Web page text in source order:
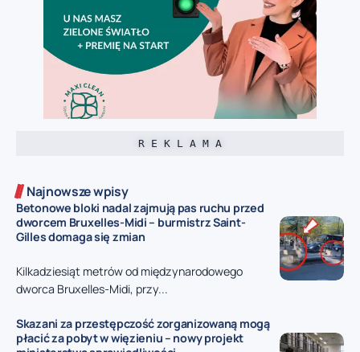
R E K L A M A
Najnowsze wpisy
Betonowe bloki nadal zajmują pas ruchu przed
dworcem Bruxelles-Midi – burmistrz Saint-
Gilles domaga się zmian
Kilkadziesiąt metrów od międzynarodowego
dworca Bruxelles-Midi, przy...
Skazani za przestępczość zorganizowaną mogą
płacić za pobyt w więzieniu – nowy projekt